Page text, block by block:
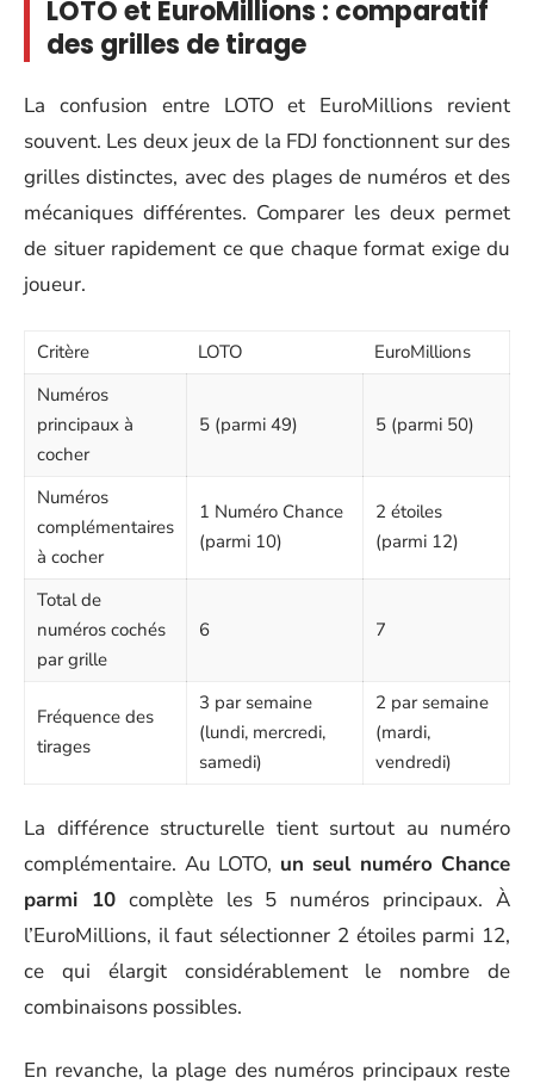
LOTO et EuroMillions : comparatif
des grilles de tirage
La confusion entre LOTO et EuroMillions revient
souvent. Les deux jeux de la FDJ fonctionnent sur des
grilles distinctes, avec des plages de numéros et des
mécaniques différentes. Comparer les deux permet
de situer rapidement ce que chaque format exige du
joueur.
Critère LOTO
EuroMillions
Numéros
principaux à
cocher
5 (parmi 49) 5 (parmi 50)
Numéros
complémentaires
à cocher
1 Numéro Chance
(parmi 10)
2 étoiles
(parmi 12)
Total de
numéros cochés
par grille
6 7
Fréquence des
tirages
3 par semaine
(lundi, mercredi,
samedi)
2 par semaine
(mardi,
vendredi)
La différence structurelle tient surtout au numéro
complémentaire. Au LOTO, un seul numéro Chance
parmi 10complète les 5 numéros principaux. À
l’EuroMillions, il faut sélectionner 2 étoiles parmi 12,
ce qui élargit considérablement le nombre de
combinaisons possibles.
En revanche, la plage des numéros principaux reste